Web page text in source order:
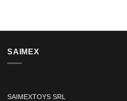
SAIMEX
SAIMEXTOYS SRL